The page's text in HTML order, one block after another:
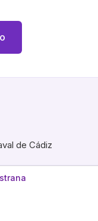
de Cádiz